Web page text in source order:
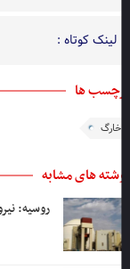
لینک کوتاه :
ها
خارگ
های مشابه
روسیه: